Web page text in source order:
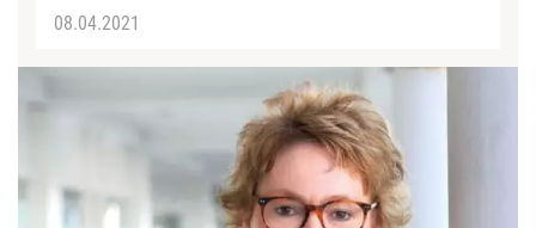
08.04.2021